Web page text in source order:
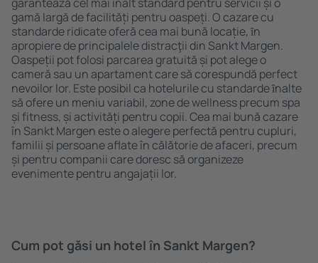
gamă largă de facilități pentru oaspeți. O cazare cu
standarde ridicate oferă cea mai bună locație, ȋn
apropiere de principalele distracţii din Sankt Margen.
Oaspeții pot folosi parcarea gratuită și pot alege o
cameră sau un apartament care să corespundă perfect
nevoilor lor. Este posibil ca hotelurile cu standarde ȋnalte
să ofere un meniu variabil, zone de wellness precum spa
și fitness, și activități pentru copii. Cea mai bună cazare
în Sankt Margen este o alegere perfectă pentru cupluri,
familii și persoane aflate în călătorie de afaceri, precum
și pentru companii care doresc să organizeze
evenimente pentru angajații lor.
Cum pot găsi un hotel în Sankt Margen?